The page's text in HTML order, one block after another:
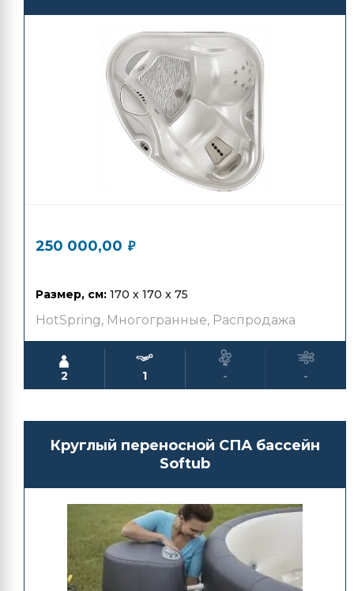
250 000,00 ₽
Размер, см: 170 x 170 x 75
HotSpring, Многогранные, Распродажа
2 1 - -
Круглый переносной СПА бассейн
Softub